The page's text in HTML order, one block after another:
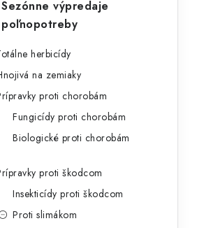
Sezónne výpredaje
poľnopotreby
herbicídy
na zemiaky
proti chorobám
Fungicídy proti chorobám
Biologické proti chorobám
proti škodcom
Insekticídy proti škodcom
Proti slimákom